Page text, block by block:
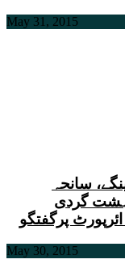
May 31, 2015
سانحہ
گردی
پرگفتگو
May 30, 2015